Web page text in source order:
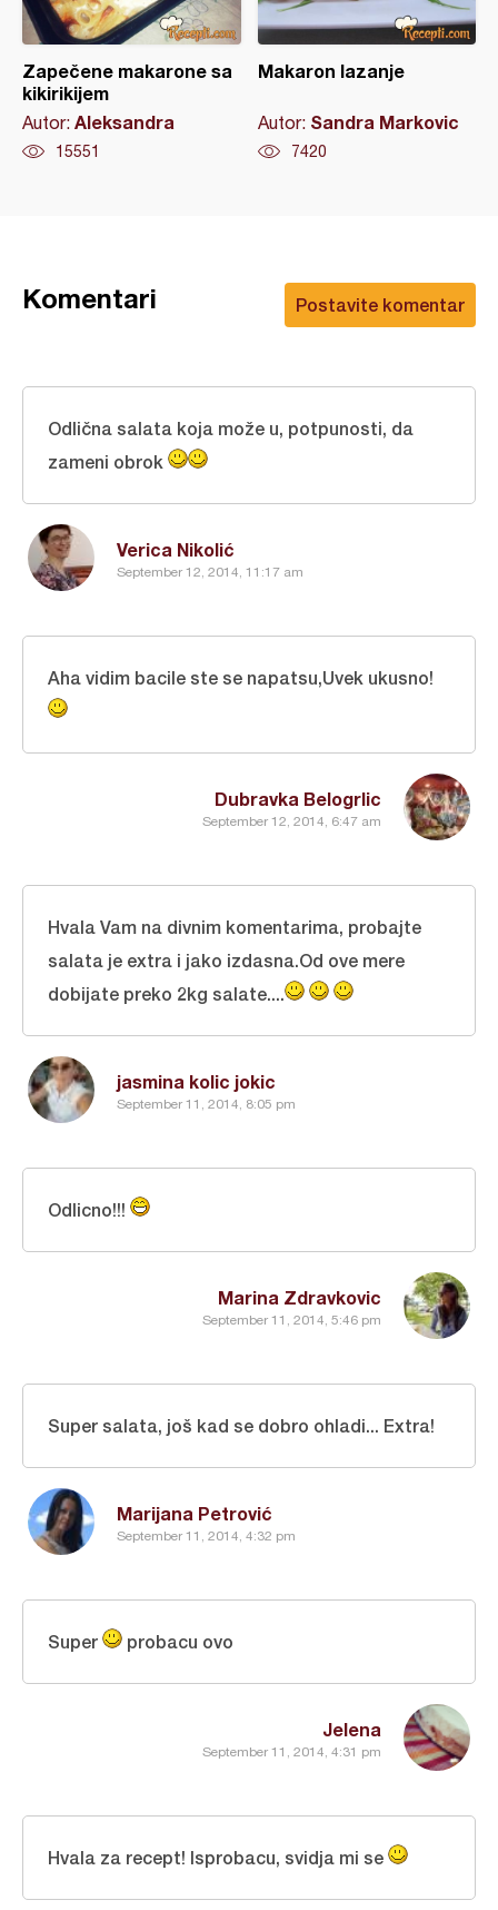
Zapečene makarone sa
kikirikijem
Autor: Aleksandra
15551
Makaron lazanje
Autor: Sandra Markovic
7420
Postavite komentar
Komentari
Verica Nikolić
September 12, 2014, 11:17 am
Odlična salata koja može u, potpunosti, da
zameni obrok
Dubravka Belogrlic
September 12, 2014, 6:47 am
Aha vidim bacile ste se napatsu,Uvek ukusno!
jasmina kolic jokic
September 11, 2014, 8:05 pm
Hvala Vam na divnim komentarima, probajte
salata je extra i jako izdasna.Od ove mere
dobijate preko 2kg salate....
Marina Zdravkovic
September 11, 2014, 5:46 pm
Odlicno!!!
Marijana Petrović
September 11, 2014, 4:32 pm
Super salata, još kad se dobro ohladi... Extra!
Jelena
September 11, 2014, 4:31 pm
Super probacu ovo
Hvala za recept! Isprobacu, svidja mi se